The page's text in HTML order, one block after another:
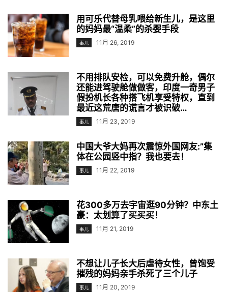
用可乐代替母乳喂给新生儿，是这里
的妈妈最“温柔”的杀婴手段
事儿 11月 26, 2019
不用排队安检，可以免费升舱，偶尔
还能进驾驶舱做做客，印度一奇男子
假扮机长各种搭飞机享受特权，直到
最近这荒唐的谎言才被识破…
事儿 11月 23, 2019
中国大爷大妈再次震惊外国网友:”集
体在公园竖中指？我也要去！
事儿 11月 22, 2019
花300多万去宇宙逛90分钟？中东土
豪：太划算了买买买！
事儿 11月 21, 2019
不想让儿子长大后虐待女性，曾饱受
摧残的妈妈亲手杀死了三个儿子
事儿 11月 20, 2019